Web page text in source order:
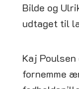
Bilde og
udtaget til
Kaj Poulsen
fornemme